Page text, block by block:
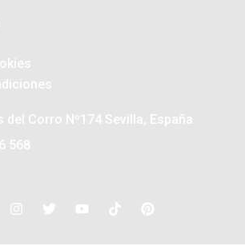
del Corro Nº174 Sevilla, España
568